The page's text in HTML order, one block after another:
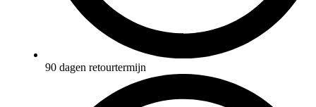
90 dagen retourtermijn